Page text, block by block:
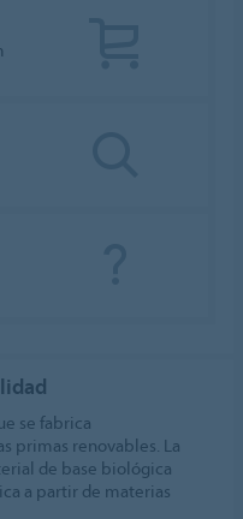
se fabrica
primas renovables. La
de base biológica
a partir de materias